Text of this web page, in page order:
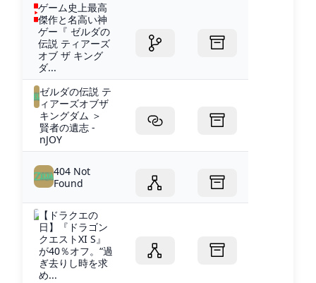
ゲーム史上最高
傑作と名高い神
ゲー『 ゼルダの
伝説 ティアーズ
オブ ザ キング
ダ...
ゼルダの伝説 テ
ィアーズオブザ
キングダム ＞
賢者の遺志 -
nJOY
404 Not
Found
【ドラクエの
日】『ドラゴン
クエストXI S』
が40％オフ。“過
ぎ去りし時を求
め...